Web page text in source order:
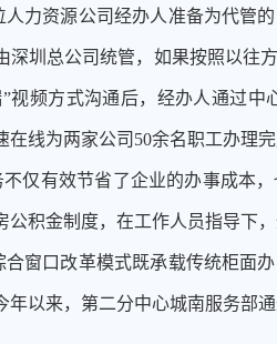
人力资源公司经办人准备为代管
深圳总公司统管，如果按照以往
”视频方式沟通后，经办人通过
在线为两家公司50余名职工办理
不仅有效节省了企业的办事成本
公积金制度，在工作人员指导下
合窗口改革模式既承载传统柜面
年以来，第二分中心城南服务部